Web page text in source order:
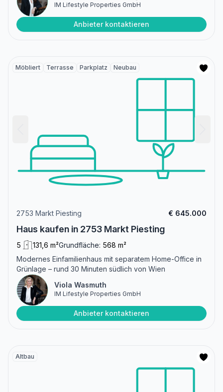
IM Lifestyle Properties GmbH
Anbieter kontaktieren
Möbliert Terrasse Parkplatz Neubau
2753 Markt Piesting € 645.000
Haus kaufen in 2753 Markt Piesting
5 131,6 m²Grundfläche: 568 m²
Modernes Einfamilienhaus mit separatem Home-Office in
Grünlage – rund 30 Minuten südlich von Wien
Viola Wasmuth
IM Lifestyle Properties GmbH
Anbieter kontaktieren
Altbau